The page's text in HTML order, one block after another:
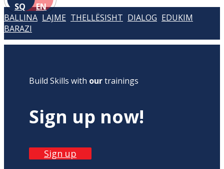
SQ EN
BALLINA LAJME THELLËSISHT DIALOG EDUKIM
BARAZI
Build Skills with ourtrainings
Sign up now!
Sign up